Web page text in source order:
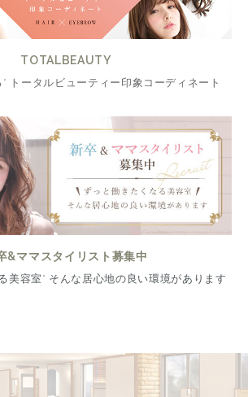
TOTALBEAUTY
トータルビューティー印象コーディネート
&ママスタイリスト募集中
美容室" そんな居心地の良い環境があります